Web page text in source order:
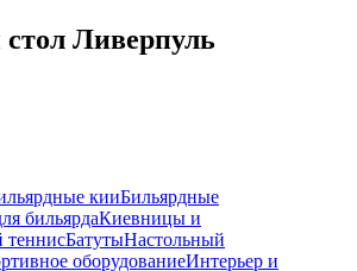
Ливерпуль
кииБильярдные
бильярдаКиевницы и
теннисБатутыНастольный
оборудованиеИнтерьер и